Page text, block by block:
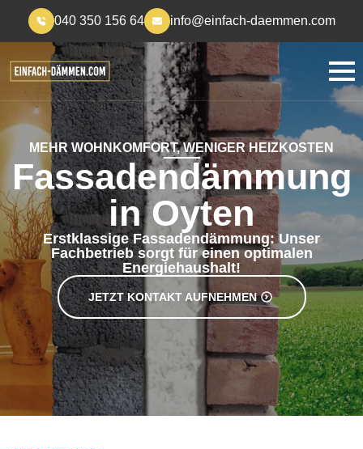
040 350 156 64 info@einfach-daemmen.com
MEHR WOHNKOMFORT, WENIGER HEIZKOSTEN
Fassadendämmung
in Oyten
Erstklassige Fassadendämmung: Unser
Fachbetrieb sorgt für einen optimalen
Energiehaushalt!
JETZT KONTAKT AUFNEHMEN